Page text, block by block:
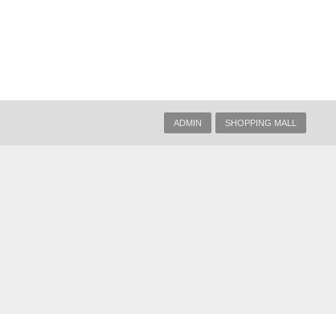
ADMIN SHOPPING MALL